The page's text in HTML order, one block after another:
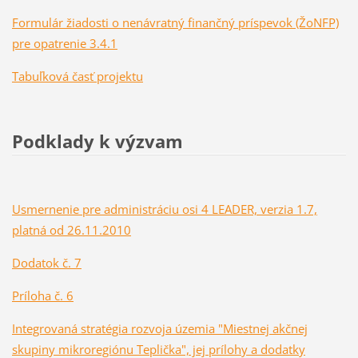
Formulár žiadosti o nenávratný finančný príspevok (ŽoNFP)
pre opatrenie 3.4.1
Tabuľková časť projektu
Podklady k výzvam
Usmernenie pre administráciu osi 4 LEADER, verzia 1.7,
platná od 26.11.2010
Dodatok č. 7
Príloha č. 6
Integrovaná stratégia rozvoja územia "Miestnej akčnej
skupiny mikroregiónu Teplička", jej prílohy a dodatky